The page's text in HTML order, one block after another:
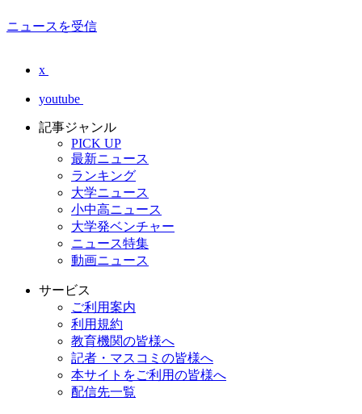
ニュースを受信
x
youtube
記事ジャンル
PICK UP
最新ニュース
ランキング
大学ニュース
小中高ニュース
大学発ベンチャー
ニュース特集
動画ニュース
サービス
ご利用案内
利用規約
教育機関の皆様へ
記者・マスコミの皆様へ
本サイトをご利用の皆様へ
配信先一覧